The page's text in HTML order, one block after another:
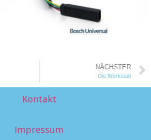
NÄCHSTER
Die Werkstatt
Kontakt
Impressum